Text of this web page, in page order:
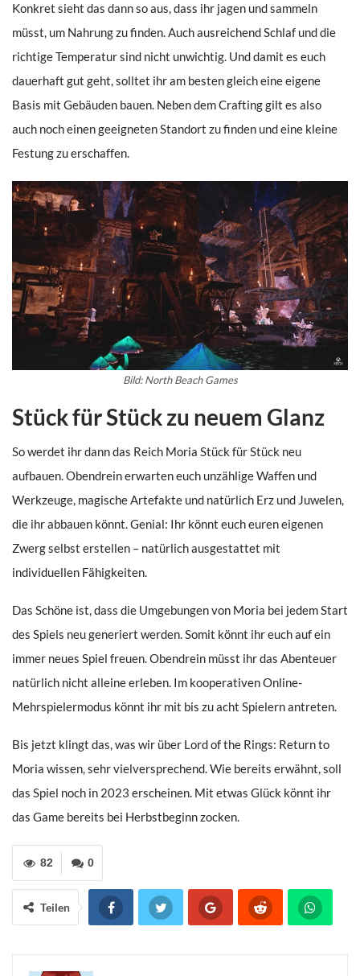
Konkret sieht das dann so aus, dass ihr jagen und sammeln
müsst, um Nahrung zu finden. Auch ausreichend Schlaf und die
richtige Temperatur sind nicht unwichtig. Und damit es euch
dauerhaft gut geht, solltet ihr am besten gleich eine eigene
Basis mit Gebäuden bauen. Neben dem Crafting gilt es also
auch noch einen geeigneten Standort zu finden und eine kleine
Festung zu erschaffen.
Bild: North Beach Games
Stück für Stück zu neuem Glanz
So werdet ihr dann das Reich Moria Stück für Stück neu
aufbauen. Obendrein erwarten euch unzählige Waffen und
Werkzeuge, magische Artefakte und natürlich Erz und Juwelen,
die ihr abbauen könnt. Genial: Ihr könnt euch euren eigenen
Zwerg selbst erstellen – natürlich ausgestattet mit
individuellen Fähigkeiten.
Das Schöne ist, dass die Umgebungen von Moria bei jedem Start
des Spiels neu generiert werden. Somit könnt ihr euch auf ein
immer neues Spiel freuen. Obendrein müsst ihr das Abenteuer
natürlich nicht alleine erleben. Im kooperativen Online-
Mehrspielermodus könnt ihr mit bis zu acht Spielern antreten.
Bis jetzt klingt das, was wir über Lord of the Rings: Return to
Moria wissen, sehr vielversprechend. Wie bereits erwähnt, soll
das Spiel noch in 2023 erscheinen. Mit etwas Glück könnt ihr
das Game bereits bei Herbstbeginn zocken.
0
82
Teilen